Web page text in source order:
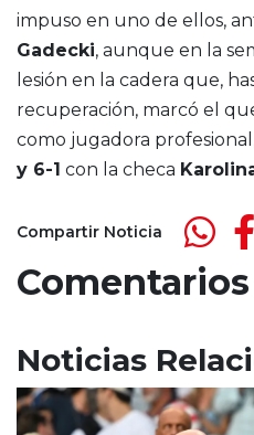
impuso en uno de ellos,
Gadecki, aunque en la
lesión en la cadera que,
recuperación, marcó el
como jugadora
y 6-1 con la checa
Compartir Noticia
Comentarios
Noticias